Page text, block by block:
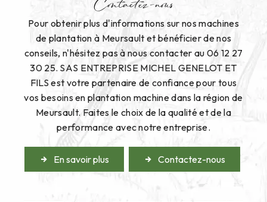
Contactez-nous
Pour obtenir plus d'informations sur nos machines
de plantation à Meursault et bénéficier de nos
conseils, n'hésitez pas à nous contacter au 06 12 27
30 25. SAS ENTREPRISE MICHEL GENELOT ET
FILS est votre partenaire de confiance pour tous
vos besoins en plantation machine dans la région de
Meursault. Faites le choix de la qualité et de la
performance avec notre entreprise.
En savoir plus Contactez-nous